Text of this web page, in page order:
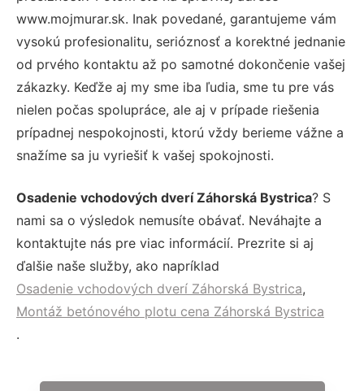
www.mojmurar.sk. Inak povedané, garantujeme vám
vysokú profesionalitu, serióznosť a korektné jednanie
od prvého kontaktu až po samotné dokončenie vašej
zákazky. Keďže aj my sme iba ľudia, sme tu pre vás
nielen počas spolupráce, ale aj v prípade riešenia
prípadnej nespokojnosti, ktorú vždy berieme vážne a
snažíme sa ju vyriešiť k vašej spokojnosti.
Osadenie vchodových dverí Záhorská Bystrica? S
nami sa o výsledok nemusíte obávať. Neváhajte a
kontaktujte nás pre viac informácií. Prezrite si aj
ďalšie naše služby, ako napríklad
Osadenie vchodových dverí Záhorská Bystrica,
Montáž betónového plotu cena Záhorská Bystrica
.